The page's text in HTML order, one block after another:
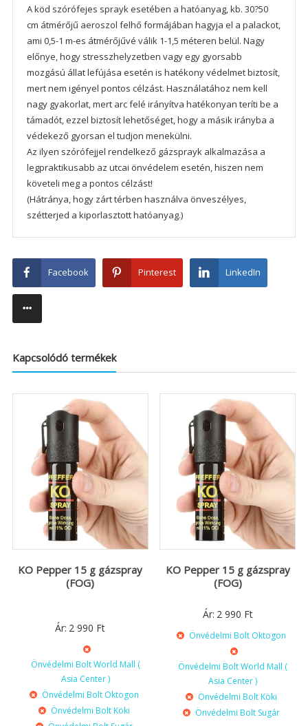
A köd szórófejes sprayk esetében a hatóanyag, kb. 30?50
cm átmérőjű aeroszol felhő formájában hagyja el a palackot,
ami 0,5-1 m-es átmérőjűvé válik 1-1,5 méteren belül. Nagy
előnye, hogy stresszhelyzetben vagy egy gyorsabb
mozgású állat lefújása esetén is hatékony védelmet biztosít,
mert nem igényel pontos célzást. Használatához nem kell
nagy gyakorlat, mert arc felé irányítva hatékonyan teríti be a
támadót, ezzel biztosít lehetőséget, hogy a másik irányba a
védekező gyorsan el tudjon menekülni.
Az ilyen szórófejjel rendelkező gázsprayk alkalmazása a
legpraktikusabb az utcai önvédelem esetén, hiszen nem
követeli meg a pontos célzást!
(Hátránya, hogy zárt térben használva önveszélyes,
szétterjed a kiporlasztott hatóanyag.)
Facebook Pinterest LinkedIn
Kapcsolódó termékek
KO Pepper 15 g gázspray
(FOG)
Ár: 2 990 Ft
Önvédelmi Bolt World Mall (
Asia Center )
Önvédelmi Bolt Oktogon
Önvédelmi Bolt Köki
KO Pepper 15 g gázspray
(FOG)
Ár: 2 990 Ft
Önvédelmi Bolt Oktogon
Önvédelmi Bolt World Mall (
Asia Center )
Önvédelmi Bolt Köki
Önvédelmi Bolt Sugár